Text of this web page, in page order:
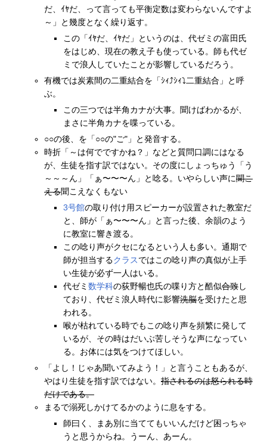
だ、ｲﾔだ、って言っても平衡定数は変わらないんですよ
～」と幾度となく繰り返す。
この「ｲﾔだ、ｲﾔだ」というのは、代ゼミの富田氏
をはじめ、現在の教え子も使っている。師も代ゼ
ミで浪人していたことが影響しているだろう。
有機では炭素間の二重結合を「ｼｨ⤴︎ｼｨ⤵︎二重結合」と呼
ぶ。
この三つでは半角カナが大事。聞けばわかるが、
まさに半角カナを喋っている。
○○の後、を「○○の"ご"」と発音する。
時折「～は何でですかね？」などと質問口調にはなる
が、生徒を指す訳ではない。その度にしょっちゅう「う
～～～ん」「ぁ〜〜〜ん」と唸る。いやらしい声に聞こ
える聞こえなくもない
3号館の取り付け用スピーカーが設置された教室だ
と、師が「ぁ〜〜〜ん」と言った後、余韻のよう
に教室に響き渡る。
この唸り声がクセになるという人も多い。通期で
師が担当するクラスではこの唸り声の真似が上手
い生徒が必ず一人はいる。
代ゼミ 数学科の荻野暢也氏の喋り方と酷似合致し
ており、代ゼミ浪人時代に影響洗脳を受けたと思
われる。
喉が枯れている時でもこの唸り声を頻繁に発して
いるが、その時はだいぶ苦しそうな声になってい
る。お体には気をつけてほしい。
「よし！じゃあ聞いてみよう！」と言うこともあるが、
やはり生徒を指す訳ではない。 指されるのは怒られる時
だけである。
まるで溺死しかけてるかのように息をする。
師曰く、まあ別に当ててもいいんだけど困っちゃ
うと思うからね。うーん、あーん。